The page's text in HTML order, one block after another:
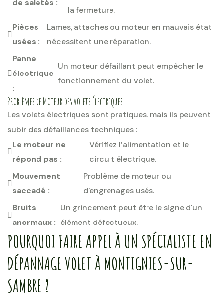
de saletés :
la fermeture.
Pièces
usées :
Lames, attaches ou moteur en mauvais état
nécessitent une réparation.
Panne
électrique
:
Un moteur défaillant peut empêcher le
fonctionnement du volet.
Problèmes de Moteur des Volets Électriques
Les volets électriques sont pratiques, mais ils peuvent
subir des défaillances techniques :
Le moteur ne
répond pas :
Vérifiez l’alimentation et le
circuit électrique.
Mouvement
saccadé :
Problème de moteur ou
d'engrenages usés.
Bruits
anormaux :
Un grincement peut être le signe d'un
élément défectueux.
POURQUOI FAIRE APPEL À UN SPÉCIALISTE EN
DÉPANNAGE VOLET À MONTIGNIES-SUR-
SAMBRE ?